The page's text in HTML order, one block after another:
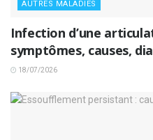
AUTRES MALADIES
Infection d’une
symptômes, causes,
18/07/2026